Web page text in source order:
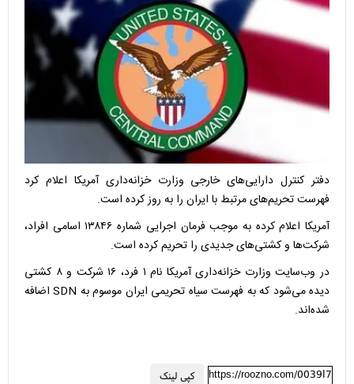
دفتر کنترل دارایی‌های خارجی وزارت خزانه‌داری آمریکا اعلام کرد
فهرست تحریم‌های مرتبط با ایران را به روز کرده است.
آمریکا اعلام کرده به موجب فرمان اجرایی شماره ۱۳۸۴۶ اسامی افراد،
شرکت‌ها و کشتی‌های جدیدی را تحریم کرده است.
در وب‌سایت وزارت خزانه‌داری آمریکا نام ۱ فرد، ۱۶ شرکت و ۸ کشتی
دیده می‌شود که به فهرست سیاه تحریمی ایران موسوم به SDN اضافه
شده‌اند.
کپی لینک https://roozno.com/0039I7